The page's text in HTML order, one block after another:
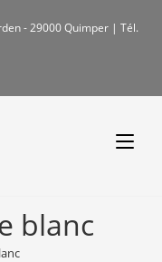
- 29000 Quimper | Tél.
blanc